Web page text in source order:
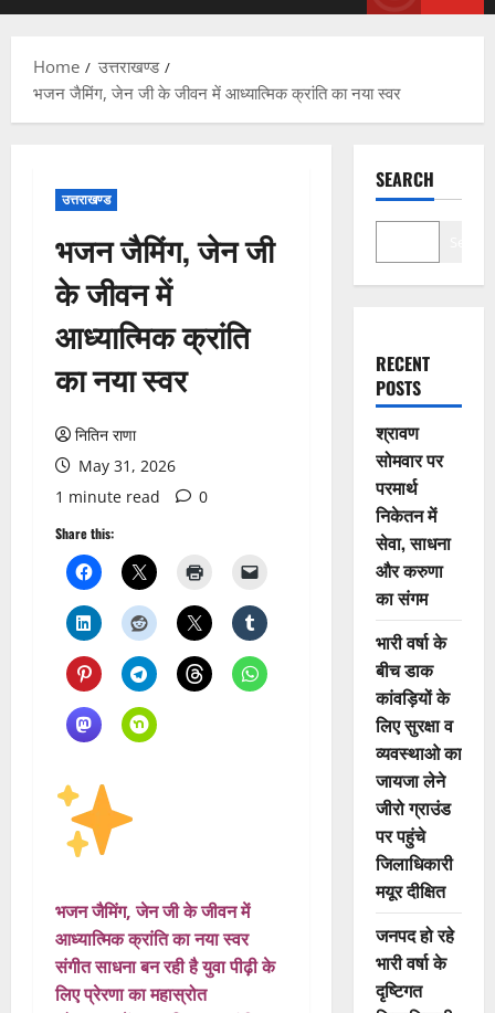
Home
उत्तराखण्ड
भजन जैमिंग, जेन जी के जीवन में आध्यात्मिक क्रांति का नया स्वर
उत्तराखण्ड
भजन जैमिंग, जेन जी
के जीवन में
आध्यात्मिक क्रांति
का नया स्वर
नितिन राणा
May 31, 2026
1 minute read
0
Share this:
भजन जैमिंग, जेन जी के जीवन में
आध्यात्मिक क्रांति का नया स्वर
संगीत साधना बन रही है युवा पीढ़ी के
लिए प्रेरणा का महास्रोत
SEARCH
RECENT
POSTS
श्रावण
सोमवार पर
परमार्थ
निकेतन में
सेवा, साधना
और करुणा
का संगम
भारी वर्षा के
बीच डाक
कांवड़ियों के
लिए सुरक्षा व
व्यवस्थाओ का
जायजा लेने
जीरो ग्राउंड
पर पहुंचे
जिलाधिकारी
मयूर दीक्षित
जनपद हो रहे
भारी वर्षा के
दृष्टिगत